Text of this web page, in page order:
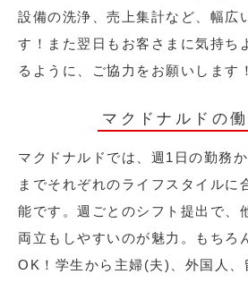
設備の洗浄、売上集計など、幅広
す！また翌日もお客さまに気持ち
るように、ご協力をお願いします！
マクドナルドの
マクドナルドでは、週1日の勤務
までそれぞれのライフスタイルに
能です。週ごとのシフト提出で、
両立もしやすいのが魅力。もちろ
OK！学生から主婦(夫)、外国人、